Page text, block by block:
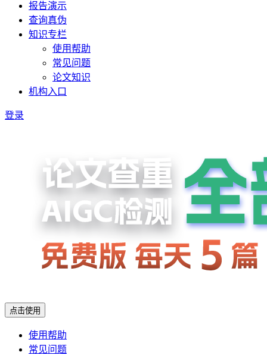
报告演示
查询真伪
知识专栏
使用帮助
常见问题
论文知识
机构入口
登录
点击使用
使用帮助
常见问题